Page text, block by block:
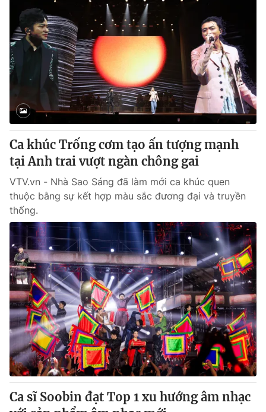
Ca khúc Trống cơm tạo ấn tượng mạnh
tại Anh trai vượt ngàn chông gai
VTV.vn - Nhà Sao Sáng đã làm mới ca khúc quen
thuộc bằng sự kết hợp màu sắc đương đại và truyền
thống.
Ca sĩ Soobin đạt Top 1 xu hướng âm nhạc